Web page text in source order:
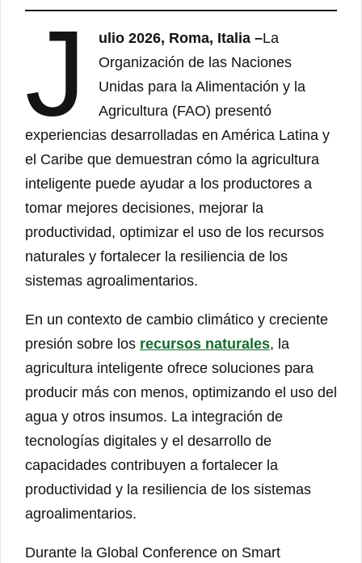
J ulio 2026, Roma, Italia –La
Organización de las Naciones
Unidas para la Alimentación y la
Agricultura (FAO) presentó
experiencias desarrolladas en América Latina y
el Caribe que demuestran cómo la agricultura
inteligente puede ayudar a los productores a
tomar mejores decisiones, mejorar la
productividad, optimizar el uso de los recursos
naturales y fortalecer la resiliencia de los
sistemas agroalimentarios.
En un contexto de cambio climático y creciente
presión sobre los recursos naturales, la
agricultura inteligente ofrece soluciones para
producir más con menos, optimizando el uso del
agua y otros insumos. La integración de
tecnologías digitales y el desarrollo de
capacidades contribuyen a fortalecer la
productividad y la resiliencia de los sistemas
agroalimentarios.
Durante la Global Conference on Smart